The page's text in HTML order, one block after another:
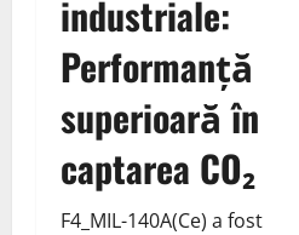
industriale:
Performanță
superioară în
captarea CO₂
F4_MIL-140A(Ce) a fost